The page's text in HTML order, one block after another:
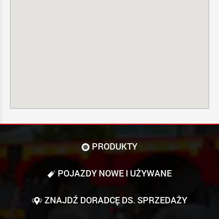
PRODUKTY
POJAZDY NOWE I UŻYWANE
ZNAJDŹ DORADCĘ DS. SPRZEDAŻY